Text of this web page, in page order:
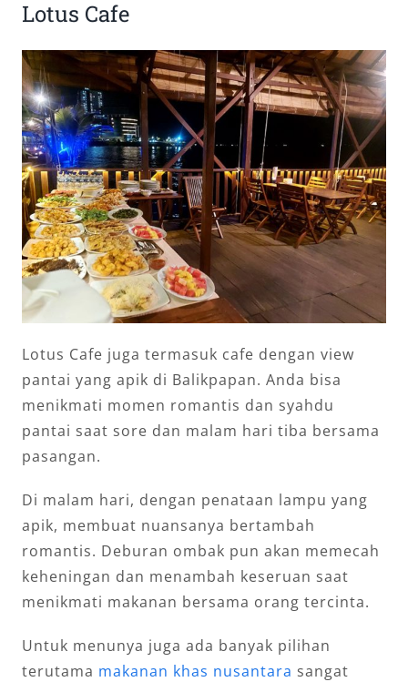
Lotus Cafe
Lotus Cafe juga termasuk cafe dengan view
pantai yang apik di Balikpapan. Anda bisa
menikmati momen romantis dan syahdu
pantai saat sore dan malam hari tiba bersama
pasangan.
Di malam hari, dengan penataan lampu yang
apik, membuat nuansanya bertambah
romantis. Deburan ombak pun akan memecah
keheningan dan menambah keseruan saat
menikmati makanan bersama orang tercinta.
Untuk menunya juga ada banyak pilihan
terutama makanan khas nusantara sangat